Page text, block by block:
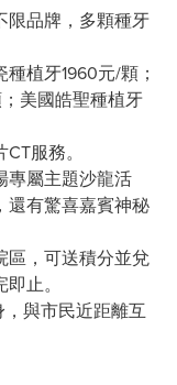
限品牌，多顆種牙
植牙1960元/顆；
美國皓聖種植牙
服務。
專屬主題沙龍活
還有驚喜嘉賓神秘
區，可送積分並兌
止。
與市民近距離互